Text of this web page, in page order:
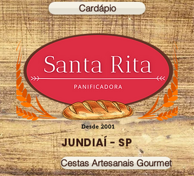
Cardápio
JUNDIAÍ - SP
Cestas Artesanais Gourmet